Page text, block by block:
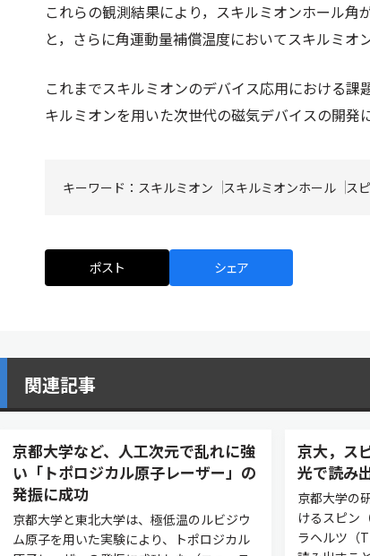
これらの観測結果により，スキルミオンホール
と，さらに角運動量補償温度においてスキルミオ
これまでスキルミオンのデバイス応用における
キルミオンを用いた次世代の磁気デバイスの開発
キーワード： スキルミオン スキルミオンホール ス
ポスト シェア
関連記事
京都大学など、人工次元で乱れに強
い「トポロジカル原⼦レーザー」の
発振に成功
京都⼤学と東北⼤学は、極低温のルビジウ
ム原⼦を⽤いた実験により、トポロジカル
京大，ス
光で読み
京都大学の
けるスピン
ラヘルツ（